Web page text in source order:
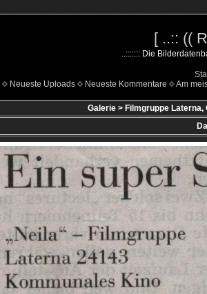
[ ..:: ((
..::::::: Die
Neueste Uploads Neueste Kommentare Am
Galerie > Filmgruppe Laterna,